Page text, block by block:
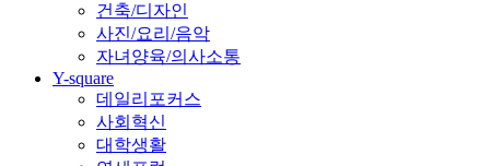
건축/디자인
사진/요리/음악
자녀양육/의사소통
Y-square
데일리포커스
사회혁신
대학생활